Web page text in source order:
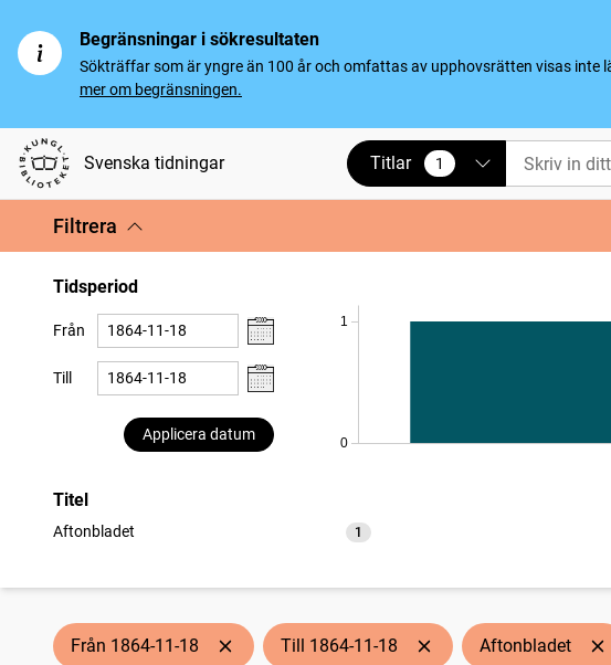
Begränsningar i sökresultaten
Sökträffar som är yngre än 100 år och omfattas av upphovsrätten visas inte
mer om begränsningen.
Svenska tidningar Titlar 1
vald
Filtrera
Tidsperiod
Från
Till
Applicera datum
0
1
Titel
Aftonbladet 1
träffar
Från 1864-11-18 Till 1864-11-18 Aftonbladet